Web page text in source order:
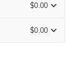
$0.00
Guida alle Taglie
$0.00